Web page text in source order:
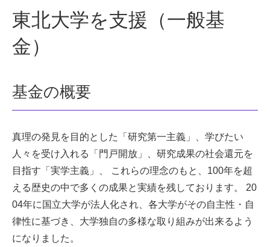
東北大学を支援（一般基
金）
基金の概要
真理の発見を目的とした「研究第一主義」、学びたい
人々を受け入れる「門戸開放」、研究成果の社会還元を
目指す「実学主義」、 これらの理念のもと、100年を超
える歴史の中で多くの成果と実績を残しております。 20
04年に国立大学が法人化され、各大学がその自主性・自
律性に基づき、大学独自の多様な取り組みが出来るよう
になりました。